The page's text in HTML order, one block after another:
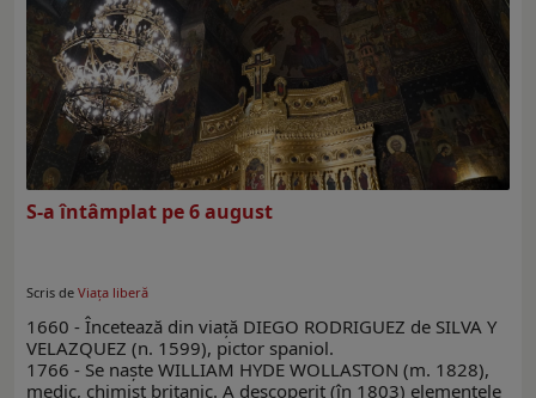
S-a întâmplat pe 6 august
Scris de Viaţa liberă
1660 - Încetează din viaţă DIEGO RODRIGUEZ de SILVA Y
VELAZQUEZ (n. 1599), pictor spaniol.
1766 - Se naşte WILLIAM HYDE WOLLASTON (m. 1828),
medic, chimist britanic. A descoperit (în 1803) elementele